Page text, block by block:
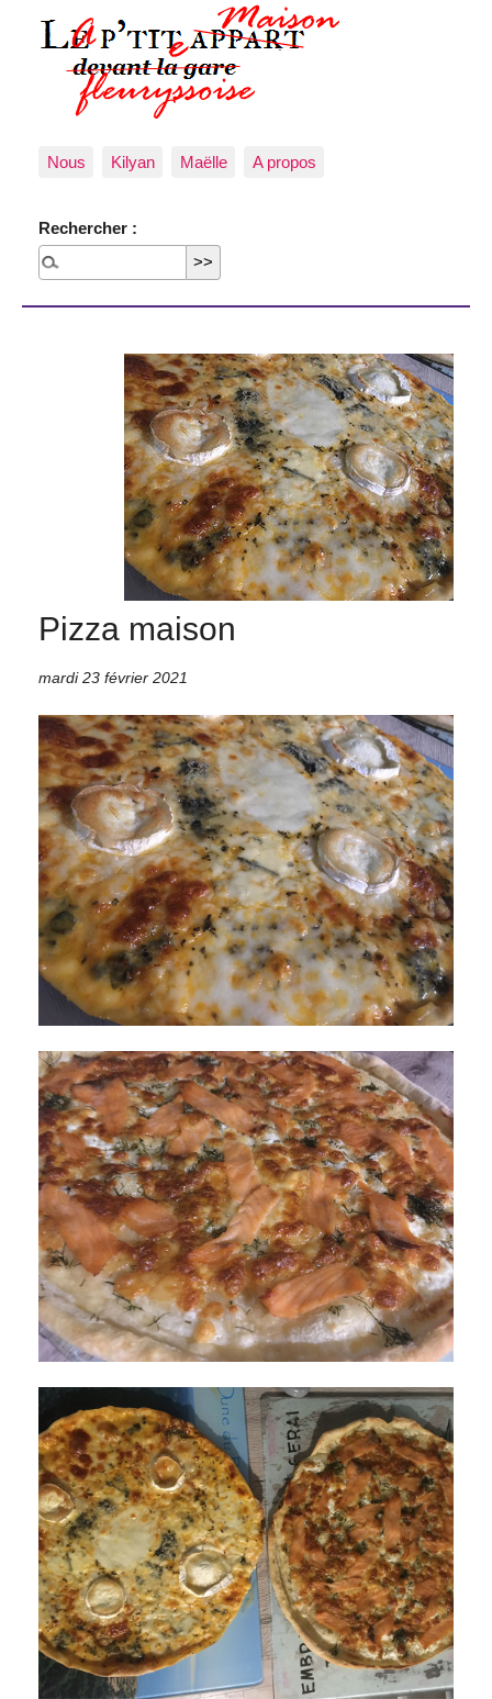
Nous Kilyan Maëlle A propos
Rechercher :
Pizza maison
mardi 23 février 2021